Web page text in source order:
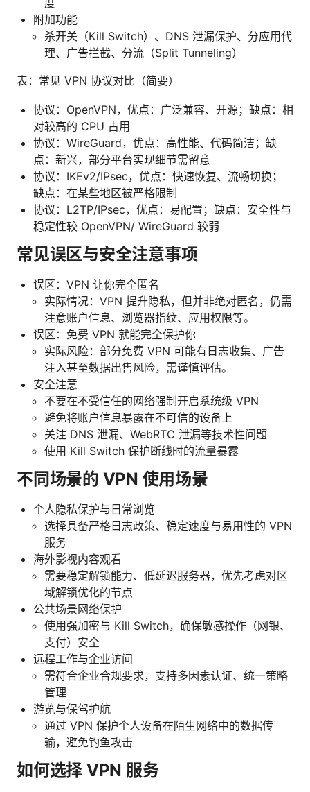
附加功能
杀开关（Kill Switch）、DNS 泄漏保护、分应用代
理、广告拦截、分流（Split Tunneling）
表：常见 VPN 协议对比（简要）
协议：OpenVPN，优点：广泛兼容、开源；缺点：相
对较高的 CPU 占用
协议：WireGuard，优点：高性能、代码简洁；缺
点：新兴，部分平台实现细节需留意
协议：IKEv2/IPsec，优点：快速恢复、流畅切换；
缺点：在某些地区被严格限制
协议：L2TP/IPsec，优点：易配置；缺点：安全性与
稳定性较 OpenVPN/ WireGuard 较弱
常见误区与安全注意事项
误区：VPN 让你完全匿名
实际情况：VPN 提升隐私，但并非绝对匿名，仍需
注意账户信息、浏览器指纹、应用权限等。
误区：免费 VPN 就能完全保护你
实际风险：部分免费 VPN 可能有日志收集、广告
注入甚至数据出售风险，需谨慎评估。
安全注意
不要在不受信任的网络强制开启系统级 VPN
避免将账户信息暴露在不可信的设备上
关注 DNS 泄漏、WebRTC 泄漏等技术性问题
使用 Kill Switch 保护断线时的流量暴露
不同场景的 VPN 使用场景
个人隐私保护与日常浏览
选择具备严格日志政策、稳定速度与易用性的 VPN
服务
海外影视内容观看
需要稳定解锁能力、低延迟服务器，优先考虑对区
域解锁优化的节点
公共场景网络保护
使用强加密与 Kill Switch，确保敏感操作（网银、
支付）安全
远程工作与企业访问
需符合企业合规要求，支持多因素认证、统一策略
管理
游览与保驾护航
通过 VPN 保护个人设备在陌生网络中的数据传
输，避免钓鱼攻击
如何选择 VPN 服务